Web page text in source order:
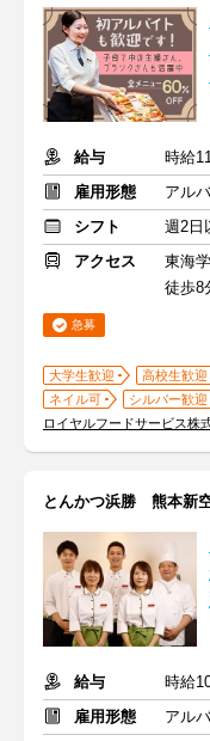
給与
時給
雇用形態
アル
シフト
週2日
アクセス
東海
徒歩8
急募
大学生歓迎 高校生歓迎
ネイル可
シルバー歓迎
ロイヤルフードサービス株
とんかつ浜勝 熊本新
給与
雇用形態
アル